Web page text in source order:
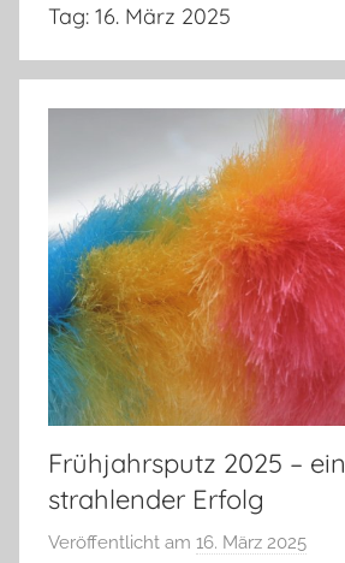
Tag: 16. März 2025
Frühjahrsputz 2025 – ein
strahlender Erfolg
Veröffentlicht am 16. März 2025